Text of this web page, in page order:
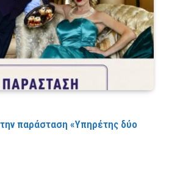
παράσταση «Υπηρέτης δύο